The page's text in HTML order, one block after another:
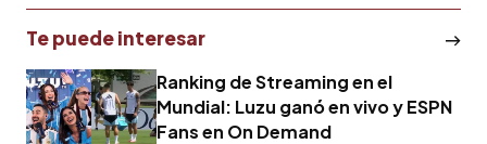
Te puede interesar
Ranking de Streaming en el
Mundial: Luzu ganó en vivo y ESPN
Fans en On Demand